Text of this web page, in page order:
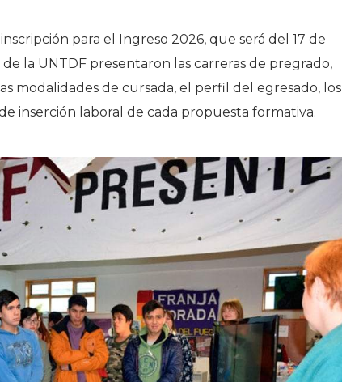
para el Ingreso 2026, que será del 17 de
la UNTDF presentaron las carreras de pregrado,
modalidades de cursada, el perfil del egresado, los
inserción laboral de cada propuesta formativa.